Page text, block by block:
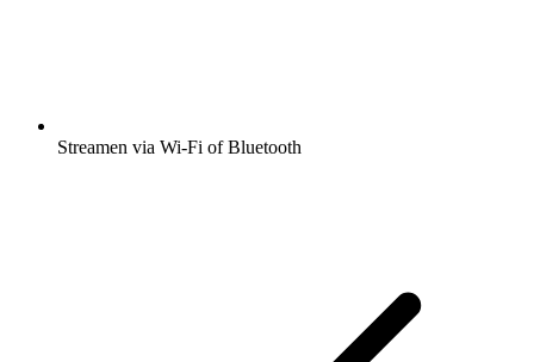
Streamen via Wi-Fi of Bluetooth